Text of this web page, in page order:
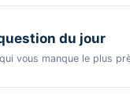
du jour